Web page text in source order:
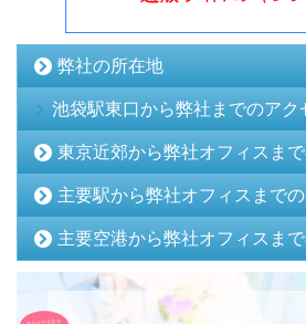
弊社の所在地
池袋駅東口から弊社までのアク
東京近郊から弊社オフィスま
主要駅から弊社オフィスまで
主要空港から弊社オフィスま